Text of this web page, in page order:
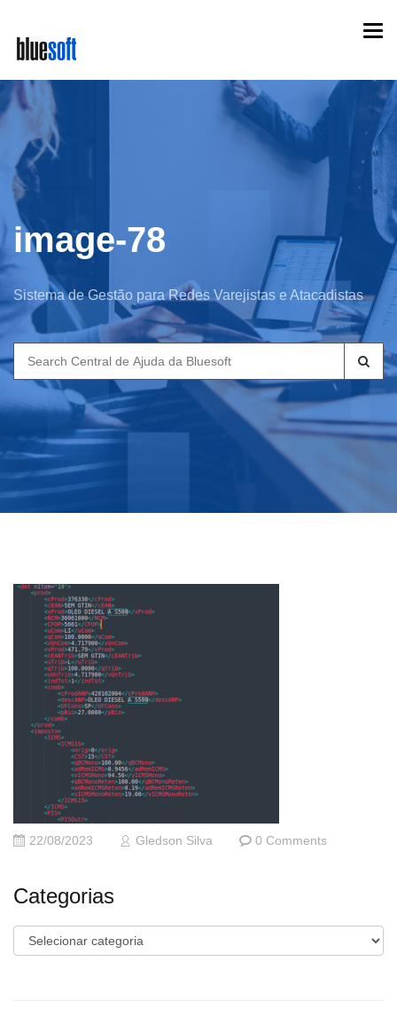
main
content
image-78
Sistema de Gestão para Redes Varejistas e Atacadistas
Search
for:
22/08/2023 Gledson Silva 0 Comments
Categorias
Categorias